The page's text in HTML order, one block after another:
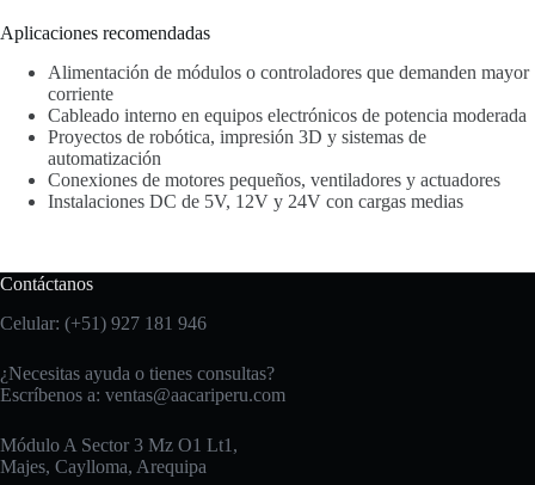
Aplicaciones recomendadas
Alimentación de módulos o controladores que demanden mayor
corriente
Cableado interno en equipos electrónicos de potencia moderada
Proyectos de robótica, impresión 3D y sistemas de
automatización
Conexiones de motores pequeños, ventiladores y actuadores
Instalaciones DC de 5V, 12V y 24V con cargas medias
Contáctanos
Celular: (+51) 927 181 946
¿Necesitas ayuda o tienes consultas?
Escríbenos a: ventas@aacariperu.com
Módulo A Sector 3 Mz O1 Lt1,
Majes, Caylloma, Arequipa